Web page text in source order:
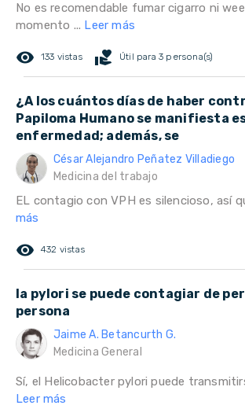
No es recomendable fumar cigarro ni
momento ... Leer más
remove_red_eye 133 vistas volunteer_activism Útil para 3 persona(s)
¿A los cuántos días de haber
Papiloma Humano se manifiesta
enfermedad; además, se
César Alejandro Peñatez Villadiego
Medicina del trabajo
EL contagio con VPH es silencioso, así
más
remove_red_eye 432 vistas
la pylori se puede contagiar de
persona
Jaime A. Betancurth G.
Medicina General
Sí, el Helicobacter pylori puede
Leer más